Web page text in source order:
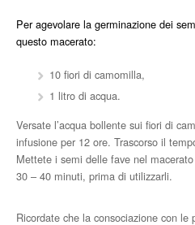
Per agevolare la germinazione dei
questo macerato:
10 fiori di camomilla,
1 litro di acqua.
Versate l’acqua bollente sui fiori di
infusione per 12 ore. Trascorso il
Mettete i semi delle fave nel
30 – 40 minuti, prima di utilizzarli.
Ricordate che la consociazione con le